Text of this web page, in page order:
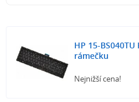
HP 15-
rámečku
Nejnižší cena!